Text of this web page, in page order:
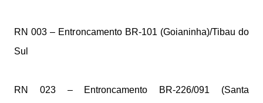
RN 003 – Entroncamento BR-101 (Goianinha)/Tibau do
Sul
RN 023 – Entroncamento BR-226/091 (Santa